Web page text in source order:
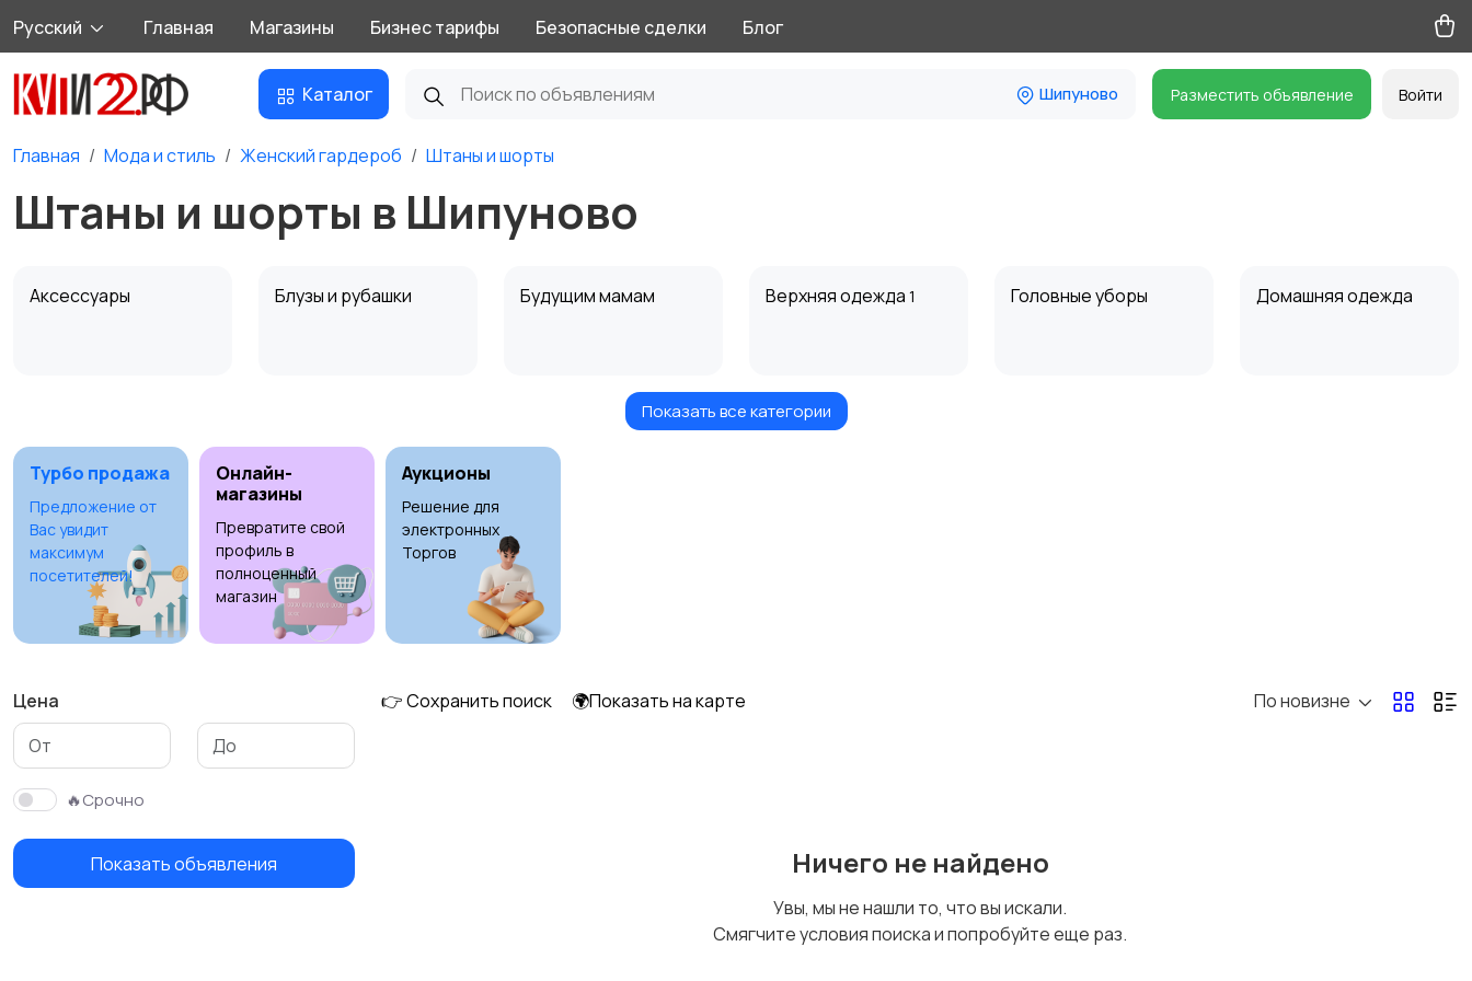
Русский Главная Магазины Бизнес тарифы Безопасные сделки Блог
Каталог Шипуново Разместить объявление Войти
Главная Мода и стиль Женский гардероб Штаны и шорты
Штаны и шорты в Шипуново
Аксессуары Блузы и рубашки Будущим мамам Верхняя одежда 1 Головные уборы Домашняя одежда
Нижнее белье Обувь4
Свитеры и толстовки Спортивная одежда
Показать все категории
Турбо продажа
Предложение от
Вас увидит
максимум
посетителей!
Онлайн-
магазины
Превратите свой
профиль в
полноценный
магазин
Аукционы
Решение для
электронных
Торгов
Цена
🔥Срочно
Показать объявления
👉 Сохранить поиск 🌍Показать на карте По новизне
Ничего не найдено
Увы, мы не нашли то, что вы искали.
Смягчите условия поиска и попробуйте еще раз.